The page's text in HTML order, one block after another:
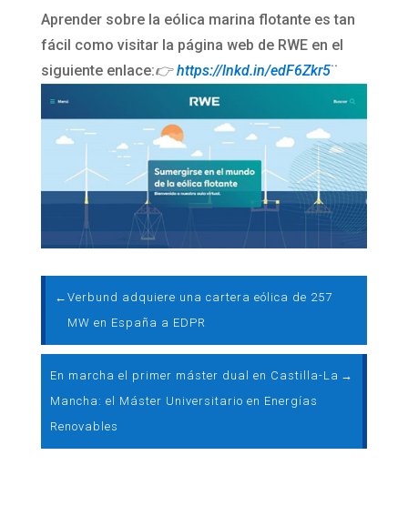
Aprender sobre la eólica marina flotante es tan
fácil como visitar la página web de RWE en el
siguiente enlace:👉 https://lnkd.in/edF6Zkr5¨
← Verbund adquiere una cartera eólica de 257
MW en España a EDPR
En marcha el primer máster dual en Castilla-La
Mancha: el Máster Universitario en Energías
Renovables
→